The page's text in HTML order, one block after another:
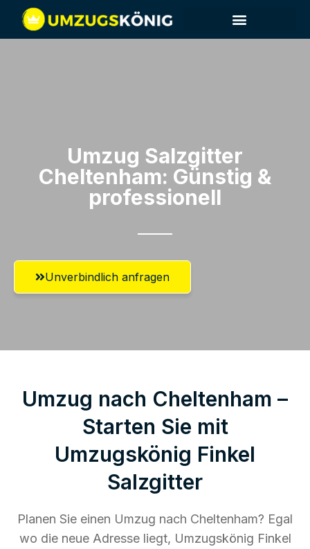
Umzug Salzgitter​
Cheltenham: Günstig &
professionell​
Unverbindlich anfragen
Umzug nach Cheltenham –
Starten Sie mit
Umzugskönig Finkel
Salzgitter
Planen Sie einen Umzug nach Cheltenham? Egal
wo die neue Adresse liegt, Umzugskönig Finkel